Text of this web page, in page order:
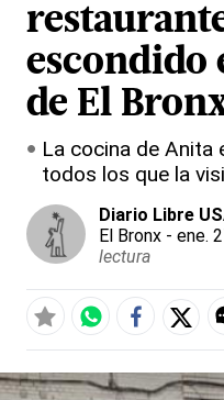
escondido
de El
La cocina de Anita
todos los que la
Diario Libre
El Bronx - ene.
lectura